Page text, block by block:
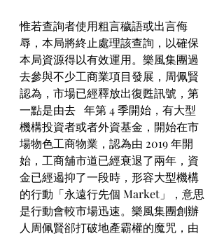
惟若查詢者使用粗言穢語或出言侮
辱，本局將終止處理該查詢，以確保
本局資源得以有效運用。樂風集團過
去參與不少工商業項目發展，周佩賢
認為，市場已經釋放出復甦訊號，第
一點是由去   年第 4 季開始，有大型
機構投資者或者外資基金，開始在市
場物色工商物業，認為由 2019 年開
始，工商舖市道已經衰退了兩年，資
金已經遏抑了一段時，形容大型機構
的行動「永遠行先個 Market」，意思
是行動會較市場迅速。樂風集團創辦
人周佩賢郤打破地產霸權的魔咒，由